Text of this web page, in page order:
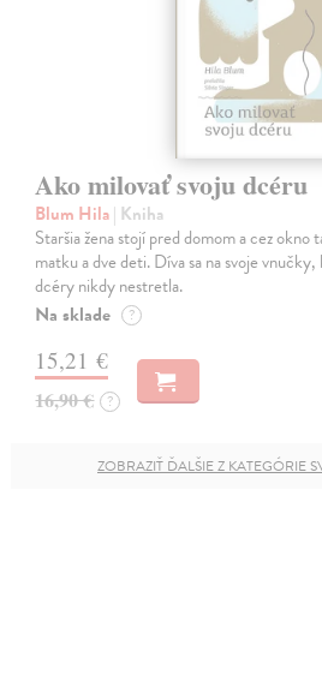
Ako milovať svoju dcéru
Blum Hila| Kniha
Staršia žena stojí pred domom a cez
matku a dve deti. Díva sa na svoje
dcéry nikdy nestretla.
Na sklade ?
15,21 €
16,90 € ?
ZOBRAZIŤ ĎALŠIE Z KATEGÓRIE